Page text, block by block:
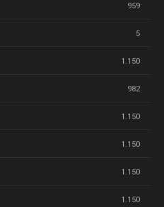
959
5
1.150
982
1.150
1.150
1.150
1.150